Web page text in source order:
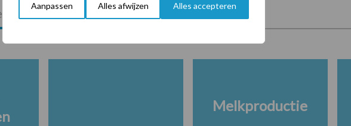
Aanpassen Alles afwijzen Alles accepteren
Veevoer Wet en regelgeving
Melkproductie